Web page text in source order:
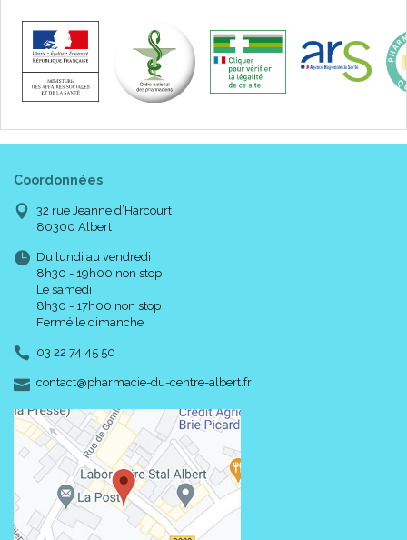
Coordonnées
32 rue Jeanne d’Harcourt
80300 Albert
Du lundi au vendredi
8h30 - 19h00 non stop
Le samedi
8h30 - 17h00 non stop
Fermé le dimanche
03 22 74 45 50
contact-
@-
pharmacie-du-centre-albert.fr